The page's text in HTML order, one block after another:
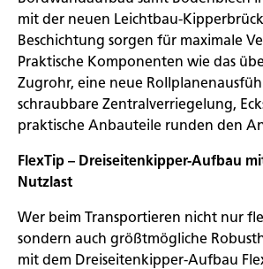
mit der neuen Leichtbau-
Beschichtung sorgen für maximale
Praktische Komponenten wie das
Zugrohr, eine neue
schraubbare Zentralverriegelung,
praktische Anbauteile runden den
FlexTip – Dreiseitenkipper-Aufbau
Nutzlast
Wer beim Transportieren nicht nur
sondern auch größtmögliche
mit dem Dreiseitenkipper-Aufbau